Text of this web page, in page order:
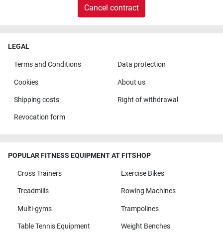
Cancel contract
LEGAL
Terms and Conditions Data protection
Cookies About us
Shipping costs Right of withdrawal
Revocation form
POPULAR FITNESS EQUIPMENT AT FITSHOP
Cross Trainers Exercise Bikes
Treadmills Rowing Machines
Multi-gyms Trampolines
Table Tennis Equipment Weight Benches